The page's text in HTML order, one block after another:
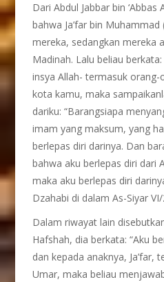
Dari Abdul Jabbar bin
bahwa Ja’far bin
mereka, sedangkan mereka
Madinah. Lalu beliau
insya Allah- termasuk
kota kamu, maka
dariku: “Barangsiapa
imam yang maksum, yang
berlepas diri darinya. Dan
bahwa aku berlepas diri dari
maka aku berlepas diri
Dzahabi di dalam As-Siyar
Dalam riwayat lain
Hafshah, dia berkata: “Aku
dan kepada anaknya, Ja’far,
Umar, maka beliau